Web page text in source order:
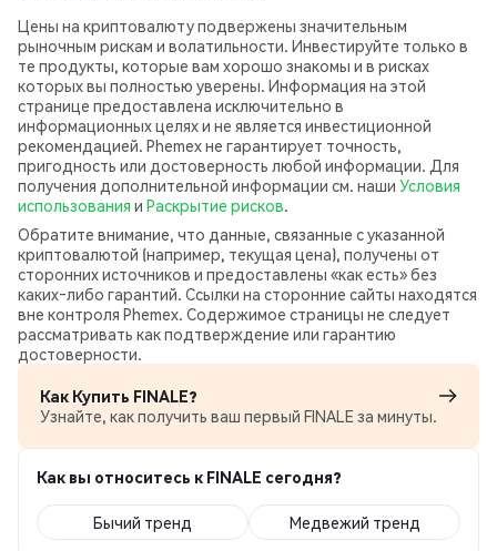
Цены на криптовалюту подвержены значительным
рыночным рискам и волатильности. Инвестируйте только в
те продукты, которые вам хорошо знакомы и в рисках
которых вы полностью уверены. Информация на этой
странице предоставлена исключительно в
информационных целях и не является инвестиционной
рекомендацией. Phemex не гарантирует точность,
пригодность или достоверность любой информации. Для
получения дополнительной информации см. наши Условия
использования и Раскрытие рисков.
Обратите внимание, что данные, связанные с указанной
криптовалютой (например, текущая цена), получены от
сторонних источников и предоставлены «как есть» без
каких‑либо гарантий. Ссылки на сторонние сайты находятся
вне контроля Phemex. Содержимое страницы не следует
рассматривать как подтверждение или гарантию
достоверности.
Как Купить FINALE?
Узнайте, как получить ваш первый FINALE за минуты.
Как вы относитесь к FINALE сегодня?
Бычий тренд Медвежий тренд